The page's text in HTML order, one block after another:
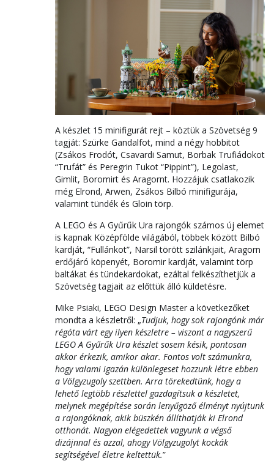
A készlet 15 minifigurát rejt – köztük a Szövetség 9
tagját: Szürke Gandalfot, mind a négy hobbitot
(Zsákos Frodót, Csavardi Samut, Borbak Trufiádokot
“Trufát” és Peregrin Tukot “Pippint”), Legolast,
Gimlit, Boromirt és Aragornt. Hozzájuk csatlakozik
még Elrond, Arwen, Zsákos Bilbó minifigurája,
valamint tündék és Gloin törp.
A LEGO és A Gyűrűk Ura rajongók számos új elemet
is kapnak Középfölde világából, többek között Bilbó
kardját, “Fullánkot”, Narsil törött szilánkjait, Aragorn
erdőjáró köpenyét, Boromir kardját, valamint törp
baltákat és tündekardokat, ezáltal felkészíthetjük a
Szövetség tagjait az előttük álló küldetésre.
Mike Psiaki, LEGO Design Master a következőket
mondta a készletről: „Tudjuk, hogy sok rajongónk már
régóta várt egy ilyen készletre – viszont a nagyszerű
LEGO A Gyűrűk Ura készlet sosem késik, pontosan
akkor érkezik, amikor akar. Fontos volt számunkra,
hogy valami igazán különlegeset hozzunk létre ebben
a Völgyzugoly szettben. Arra törekedtünk, hogy a
lehető legtöbb részlettel gazdagítsuk a készletet,
melynek megépítése során lenyűgöző élményt nyújtunk
a rajongóknak, akik büszkén állíthatják ki Elrond
otthonát. Nagyon elégedettek vagyunk a végső
dizájnnal és azzal, ahogy Völgyzugolyt kockák
segítségével életre keltettük.”